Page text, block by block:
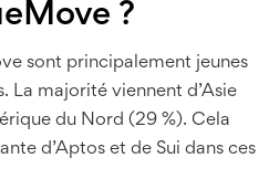
?
sont principalement jeunes
La majorité viennent d’Asie
du Nord (29 %). Cela
d’Aptos et de Sui dans ces